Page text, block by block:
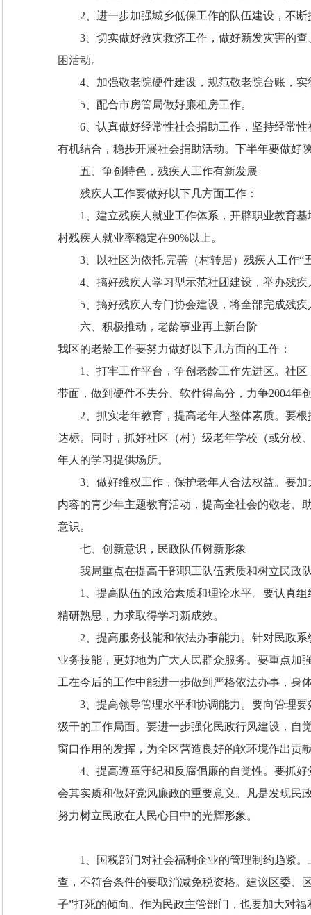
2 、进一步加强城乡低保工作的队伍建设，不
3 、切实做好救灾救济工作，做好新发灾害的
困活动。
4 、加强敬老院硬件建设，规范敬老院台账，
5 、配合市房管局做好廉租房工作。
6 、认真做好经常性社会捐助工作，坚持经常
有机结合，稳步开展社会捐助活动。下半年要做好
五、争创特色，残疾人工作有新发展
残疾人工作要做好以下几方面工作：
1
、建立残疾人就业工作体系，开辟职业教育
村残疾人就业率稳定在90%以上。
3 、以社区为依托,完善（村转居）残疾人工作“
4 、搞好残疾人学习型示范社团建设，举办残
5 、搞好残疾人专门协会建设，将全部完成残
六、积极推动，老龄事业再上新台阶
我区的老龄工作要努力做好以下几方面的工作：
1
、打牢工作平台，争创老龄工作先进区。社
带面，做到硬件不失分、软件得高分，力争2004年
2 、抓实老年教育，提高老年人整体素质。要
达标。同时，抓好社区（村）级老年学校（或分校
年人的学习提供场所。
3 、做好维权工作，保护老年人合法权益。要
内容的青少年主题教育活动，提高全社会的敬老、
意识。
七、创新意识，民政队伍树新形象
我局重点在提高干部职工队伍素质和树立民政
1
、提高队伍的政治素质和理论水平。要认真
精研熟思，力求取得学习新成效。
2 、提高服务技能和依法办事能力。针对民政
业务技能，更好地为广大人民群众服务。要重点加
工在今后的工作中能进一步做到严格依法办事，身
3 、提高领导管理水平和协调能力。要向管理
级干的工作局面。要进一步强化民政行风建设，自
窗口作用的发挥，为全区营造良好的软环境作出贡
4 、提高遵章守纪和反腐倡廉的自觉性。要抓
会其实质和做好党风廉政的重要意义。凡是发现民
努力树立民政在人民心目中的光辉形象。
1
、国税部门对社会福利企业的管理制约趋紧
查，不符合条件的要取消减免税资格。建议区委、
子”打死的倾向。作为民政主管部门，也要加大对